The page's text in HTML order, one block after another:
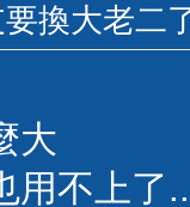
換大老二
大
用不上了